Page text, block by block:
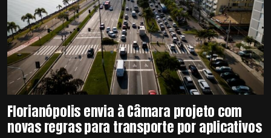
Florianópolis envia à Câmara projeto com
novas regras para transporte por aplicativos